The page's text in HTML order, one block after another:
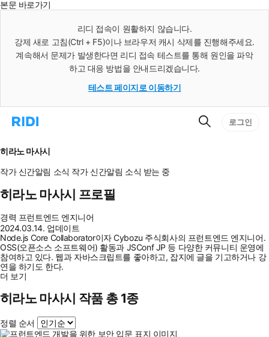
본문 바로가기
리디 접속이 원활하지 않습니다.
강제 새로 고침(Ctrl + F5)이나 브라우저 캐시 삭제를 진행해주세요.
계속해서 문제가 발생한다면 리디 접속 테스트를 통해 원인을 파악
하고 대응 방법을 안내드리겠습니다.
테스트 페이지로 이동하기
리
으
로
이
동
검
로그인
히라노 마사시
작가 신간알림 소식 작가 신간알림 소식 받는 중
히라노 마사시 프로필
경력 프런트엔드 엔지니어
2024.03.14. 업데이트
Node.js Core Collaborator이자 Cybozu 주식회사의 프런트엔드 엔지니어.
OSS(오픈소스 소프트웨어) 활동과 JSConf JP 등 다양한 커뮤니티 운영에
참여하고 있다. 웹과 자바스크립트를 좋아하고, 잡지에 글을 기고하거나 강
연을 하기도 한다.
더 보기
히라노 마사시 작품 총 1종
정렬 순서